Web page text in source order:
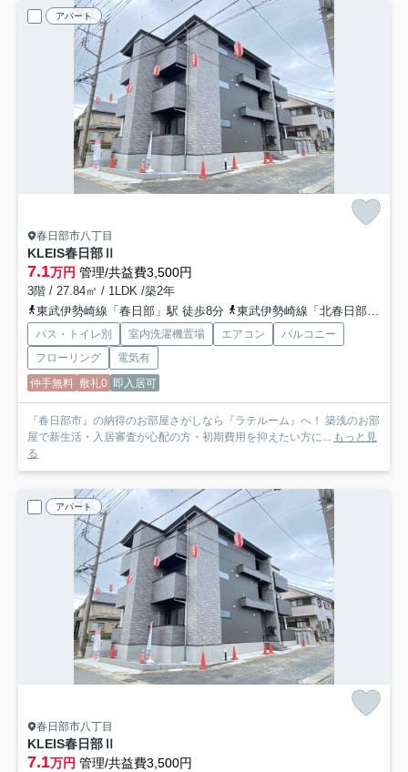
アパート
春日部市八丁目
KLEIS春日部Ⅱ
7.1万円 管理/共益費3,500円
3階 / 27.84㎡ / 1LDK /築2年
東武伊勢崎線「春日部」駅 徒歩8分
東武伊勢崎線「北春日部」駅 徒歩22分
バス・トイレ別 室内洗濯機置場 エアコン
バルコニー
フローリング
電気有
仲手無料 敷礼0 即入居可
『春日部市』の納得のお部屋さがしなら『ラテルーム』へ！ 築浅のお部
屋で新生活・入居審査が心配の方・初期費用を抑えたい方に... もっと見
る
アパート
春日部市八丁目
KLEIS春日部Ⅱ
7.1万円 管理/共益費3,500円